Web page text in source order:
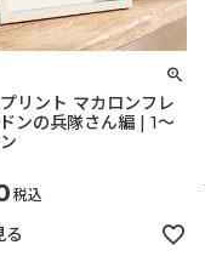
リント マカロンフレ
ンの兵隊さん編 | 1～
税込
る